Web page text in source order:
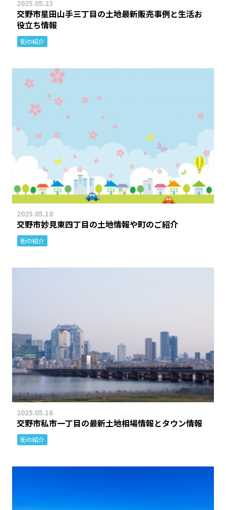
2025.05.23
交野市星田山手三丁目の土地最新販売事例と生活お
役立ち情報
街の紹介
2025.05.18
交野市妙見東四丁目の土地情報や町のご紹介
街の紹介
2025.05.16
交野市私市一丁目の最新土地相場情報とタウン情報
街の紹介